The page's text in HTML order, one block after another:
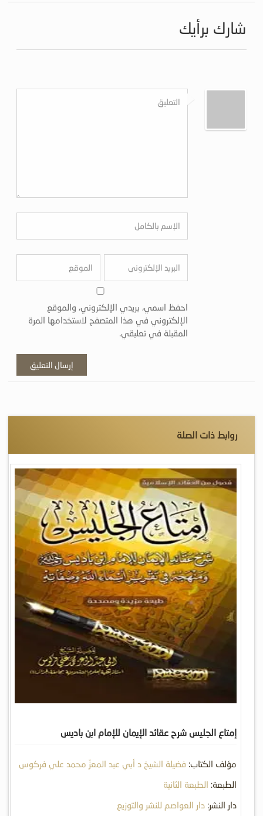
شارك برأيك
احفظ اسمي، بريدي الإلكتروني، والموقع
الإلكتروني في هذا المتصفح لاستخدامها المرة
المقبلة في تعليقي.
روابط ذات الصلة
إمتاع الجليس شرح عقائد الإيمان للإمام ابن باديس
مؤلف الكتاب: فضيلة الشيخ د أبي عبد المعزّ محمد علي فركوس
الطبعة: الطبعة الثانية
دار النشر: دار العواصم للنشر والتوزيع